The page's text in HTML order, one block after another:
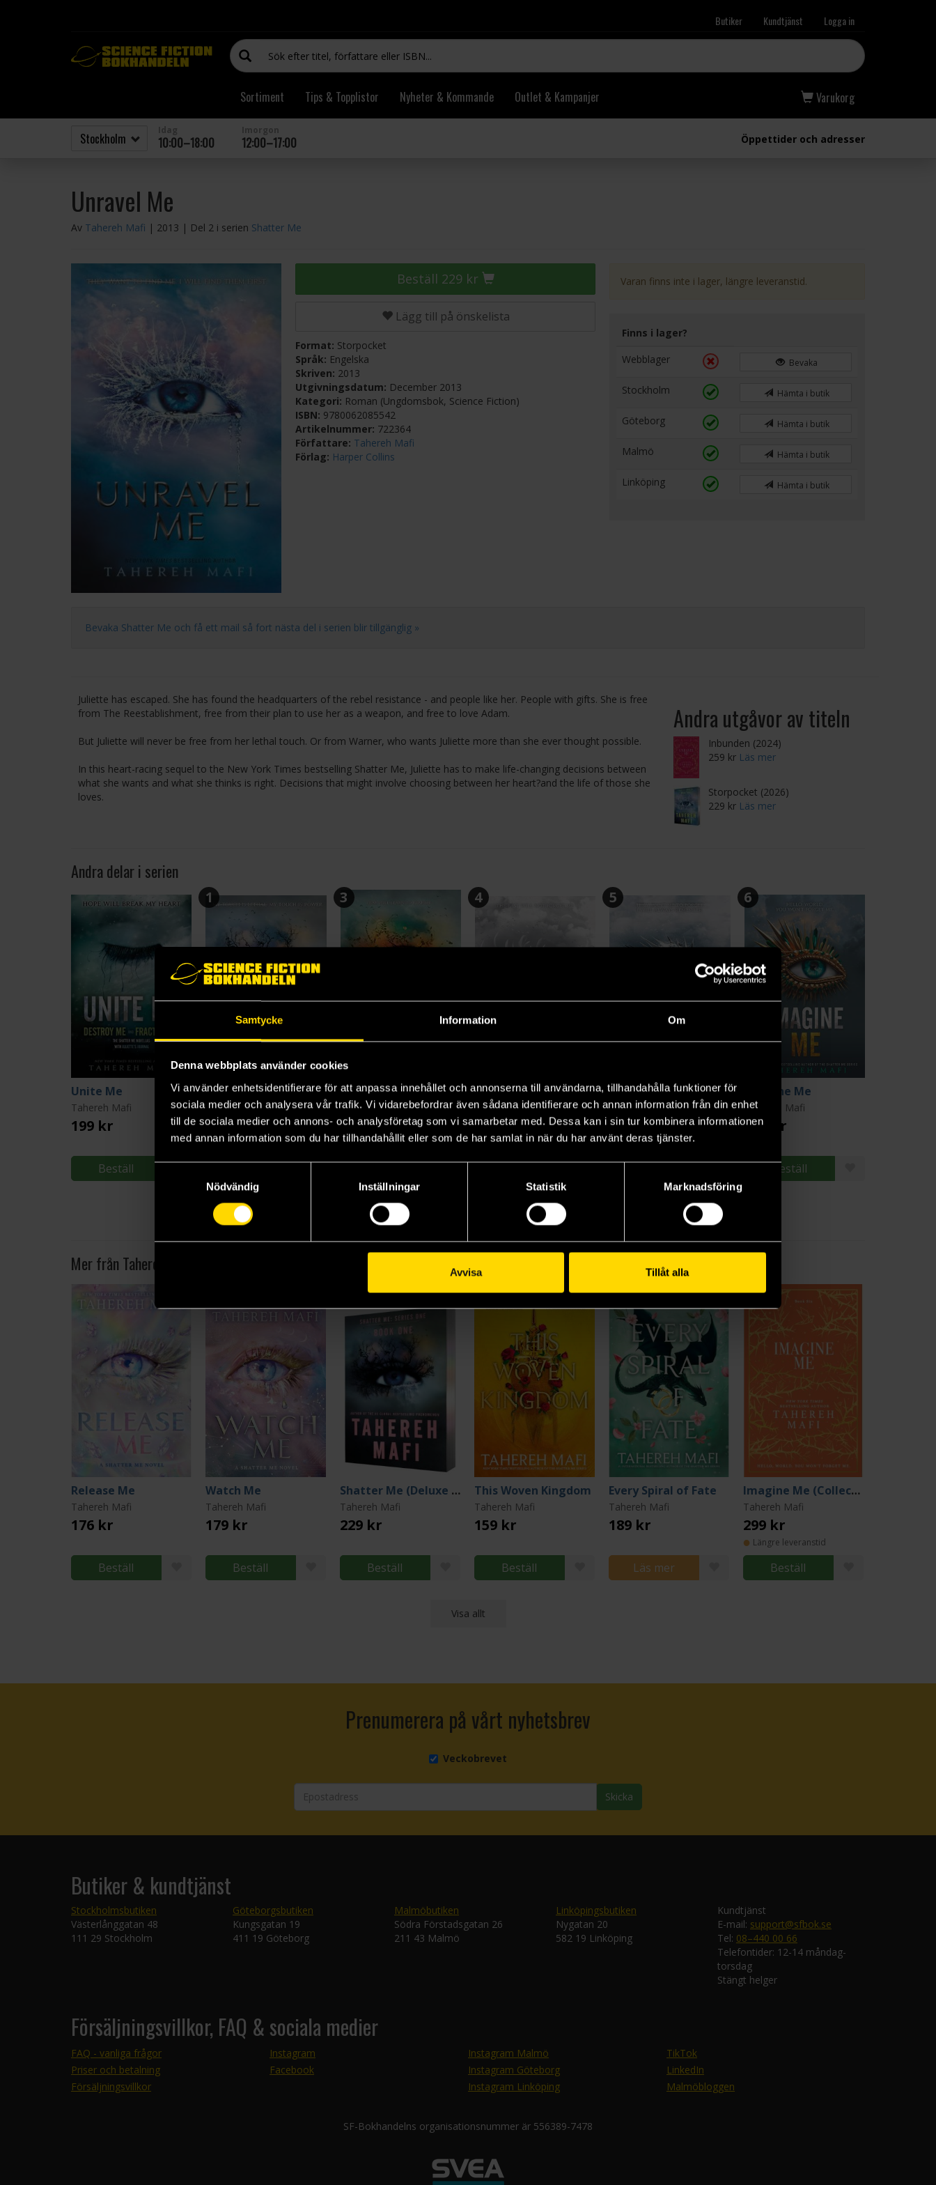
Samtycke Information Om
Denna webbplats använder cookies
Vi använder enhetsidentifierare för att anpassa innehållet och annonserna till användarna, tillhandahålla funktioner för
sociala medier och analysera vår trafik. Vi vidarebefordrar även sådana identifierare och annan information från din enhet
till de sociala medier och annons- och analysföretag som vi samarbetar med. Dessa kan i sin tur kombinera informationen
med annan information som du har tillhandahållit eller som de har samlat in när du har använt deras tjänster.
Nödvändig
Inställningar Statistik Marknadsföring
Avvisa Tillåt alla
Butiker Kundtjänst Logga in
Sortiment Tips & Topplistor Nyheter & Kommande Outlet & Kampanjer Varukorg
10:00–18:00 12:00–17:00 Öppettider och adresser
Unravel Me
Av Tahereh Mafi | 2013 | Del 2 i serien Shatter Me
Beställ 229 kr
Lägg till på önskelista
Format: Storpocket
Språk: Engelska
Skriven: 2013
Utgivningsdatum: December 2013
Kategori: Roman (Ungdomsbok, Science Fiction)
ISBN: 9780062085542
Artikelnummer: 722364
Författare: Tahereh Mafi
Förlag: Harper Collins
Varan finns inte i lager, längre leveranstid.
Finns i lager?
Webblager
Bevaka
Stockholm Hämta i butik
Göteborg Hämta i butik
Malmö Hämta i butik
Linköping Hämta i butik
Bevaka Shatter Me och få ett mail så fort nästa del i serien blir tillgänglig »
Juliette has escaped. She has found the headquarters of the rebel resistance - and people like her. People with gifts. She is free
from The Reestablishment, free from their plan to use her as a weapon, and free to love Adam.
But Juliette will never be free from her lethal touch. Or from Warner, who wants Juliette more than she ever thought possible.
In this heart-racing sequel to the New York Times bestselling Shatter Me, Juliette has to make life-changing decisions between
what she wants and what she thinks is right. Decisions that might involve choosing between her heart?and the life of those she
loves.
Andra utgåvor av titeln
Inbunden (2024)
259 kr Läs mer
Storpocket (2026)
229 kr Läs mer
Andra delar i serien
Unite Me
Tahereh Mafi
199 kr
Beställ
1
Shatter Me
Tahereh Mafi
179 kr
Längre leveranstid
Beställ
3
Ignite Me
Tahereh Mafi
199 kr
Beställ
4
Restore Me
Tahereh Mafi
199 kr
Beställ
5
Defy Me
Tahereh Mafi
199 kr
Beställ
6
Imagine Me
Tahereh Mafi
199 kr
Beställ
Mer från Tahereh Mafi
Release Me
Tahereh Mafi
176 kr
Beställ
Watch Me
Tahereh Mafi
179 kr
Beställ
Shatter Me (Deluxe Limited Edition)
Tahereh Mafi
229 kr
Beställ
This Woven Kingdom
Tahereh Mafi
159 kr
Beställ
Every Spiral of Fate
Tahereh Mafi
189 kr
Läs mer
Imagine Me (Collector's Edition)
Tahereh Mafi
299 kr
Längre leveranstid
Beställ
Visa allt
Prenumerera på vårt nyhetsbrev
Veckobrevet
Skicka
Butiker & kundtjänst
Stockholmsbutiken
Västerlånggatan 48
111 29 Stockholm
Göteborgsbutiken
Kungsgatan 19
411 19 Göteborg
Malmöbutiken
Södra Förstadsgatan 26
211 43 Malmö
Linköpingsbutiken
Nygatan 20
582 19 Linköping
Kundtjänst
E-mail: support@sfbok.se
Tel: 08–440 00 66
Telefontider: 12-14 måndag-
torsdag
Stängt helger
Försäljningsvillkor, FAQ & sociala medier
FAQ - vanliga frågor
Priser och betalning
Försäljningsvillkor
Instagram
Facebook
Instagram Malmö
Instagram Göteborg
Instagram Linköping
TikTok
LinkedIn
Malmöbloggen
SF-Bokhandelns organisationsnummer är 556389-7478